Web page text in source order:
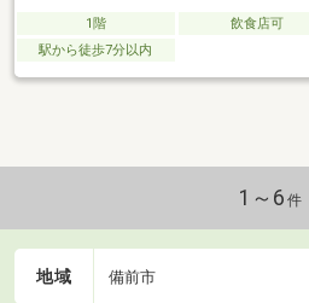
1階 飲食店可
駅から徒歩7分以内
1～6 件
地域 備前市